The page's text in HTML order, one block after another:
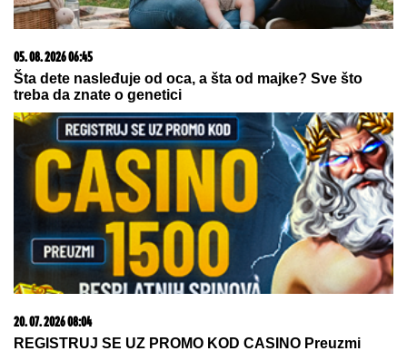
03. 08. 2026 13:23
Hibrid broj 1 koji osvaja Evropu, sada po specijalnoj
akcijskoj ceni od 19.990€ do 31.8.